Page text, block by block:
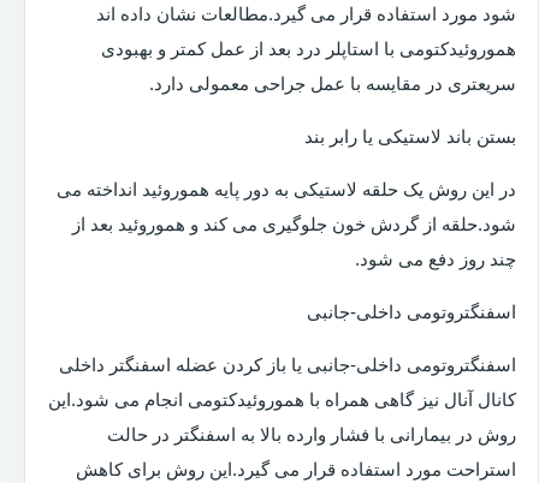
شود مورد استفاده قرار می گیرد.مطالعات نشان داده اند
هموروئیدکتومی با استاپلر درد بعد از عمل کمتر و بهبودی
سریعتری در مقایسه با عمل جراحی معمولی دارد.
بستن باند لاستیکی یا رابر بند
در این روش یک حلقه لاستیکی به دور پایه هموروئید انداخته می
شود.حلقه از گردش خون جلوگیری می کند و هموروئید بعد از
چند روز دفع می شود.
اسفنگتروتومی داخلی-جانبی
اسفنگتروتومی داخلی-جانبی یا باز کردن عضله اسفنگتر داخلی
کانال آنال نیز گاهی همراه با هموروئیدکتومی انجام می شود.این
روش در بیمارانی با فشار وارده بالا به اسفنگتر در حالت
استراحت مورد استفاده قرار می گیرد.این روش برای کاهش